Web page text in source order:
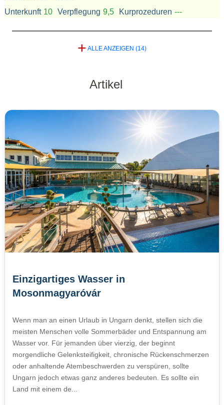
Unterkunft 10 Verpflegung 9,5 Kurprozeduren ---
+ ALLE ANZEIGEN (14)
Artikel
Einzigartiges Wasser in
Mosonmagyaróvár
Wenn man an einen Urlaub in Ungarn denkt, stellen sich die
meisten Menschen volle Sommerbäder und Entspannung am
Wasser vor. Für jemanden über vierzig, der beginnt
morgendliche Gelenksteifigkeit, chronische Rückenschmerzen
oder anhaltende Atembeschwerden zu verspüren, sollte
Ungarn jedoch etwas ganz anderes bedeuten. Es sollte ein
Land mit einem de...